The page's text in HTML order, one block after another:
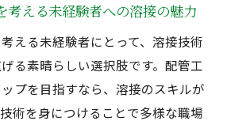
考える未経験者への溶接の魅力
える未経験者にとって、溶接技術
る素晴らしい選択肢です。配管工
プを目指すなら、溶接のスキルが
術を身につけることで多様な職場